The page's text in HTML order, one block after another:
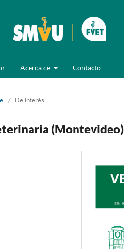
Acerca de Contacto
/ De interés
(Montevideo)